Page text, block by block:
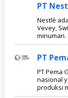
PT
Nestlé
Vevey,
minuman.
PT
PT Pema
nasional
produksi